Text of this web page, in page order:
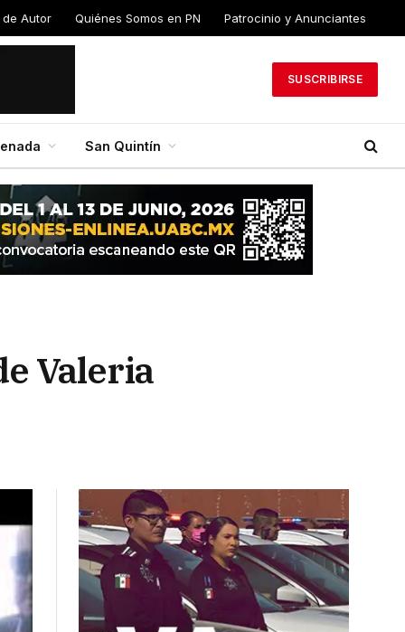
Autor Quiénes Somos en PN Patrocinio y Anunciantes
SUSCRIBIRSE
San Quintín
Valeria